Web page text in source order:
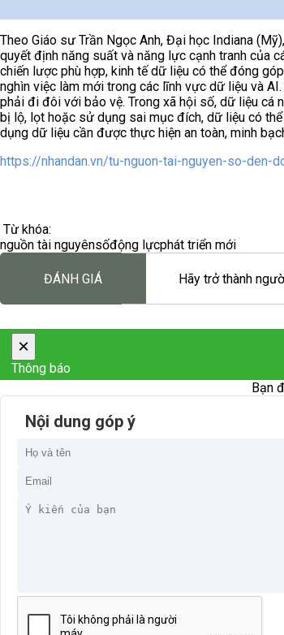
Theo Giáo sư Trần Ngọc Anh, Đại học Indiana
quyết định năng suất và năng lực cạnh tranh của
chiến lược phù hợp, kinh tế dữ liệu có thể đóng
nghìn việc làm mới trong các lĩnh vực dữ liệu và
phải đi đôi với bảo vệ. Trong xã hội số, dữ liệu cá
bị lộ, lọt hoặc sử dụng sai mục đích, dữ liệu có
dụng dữ liệu cần được thực hiện an toàn, minh
https://nhandan.vn/tu-nguon-tai-nguyen-so-den-
Từ khóa:
nguồn tài nguyênsốđộng lựcphát triển mới
ĐÁNH GIÁ Hãy trở thành
×
Thông báo
Bạn
Nội dung góp ý